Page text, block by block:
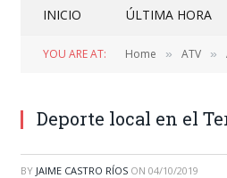
INICIO ÚLTIMA HORA
YOU ARE AT: Home » ATV »
Deporte local en el
BY JAIME CASTRO RÍOS ON 04/10/2019